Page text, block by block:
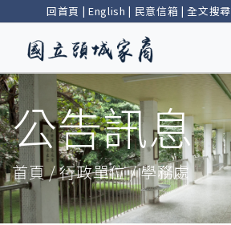
回首頁 | English | 民意信箱 |全文搜尋
公告訊息
首頁 / 行政單位 / 學務處